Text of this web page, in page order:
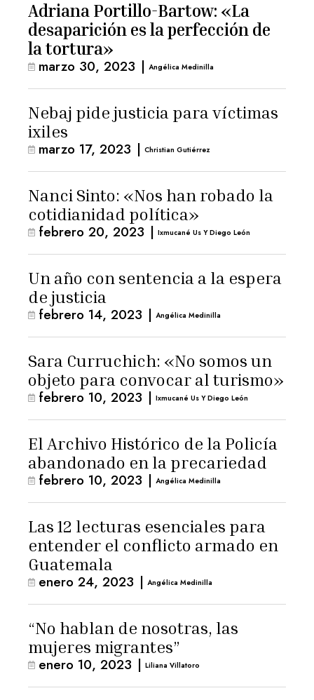
Adriana Portillo-Bartow: «La
desaparición es la perfección de
la tortura»
marzo 30, 2023 | Angélica Medinilla
Nebaj pide justicia para víctimas
ixiles
marzo 17, 2023 | Christian Gutiérrez
Nanci Sinto: «Nos han robado la
cotidianidad política»
febrero 20, 2023 | Ixmucané Us Y Diego León
Un año con sentencia a la espera
de justicia
febrero 14, 2023 | Angélica Medinilla
Sara Curruchich: «No somos un
objeto para convocar al turismo»
febrero 10, 2023 | Ixmucané Us Y Diego León
El Archivo Histórico de la Policía
abandonado en la precariedad
febrero 10, 2023 | Angélica Medinilla
Las 12 lecturas esenciales para
entender el conflicto armado en
Guatemala
enero 24, 2023 | Angélica Medinilla
“No hablan de nosotras, las
mujeres migrantes”
enero 10, 2023 | Liliana Villatoro